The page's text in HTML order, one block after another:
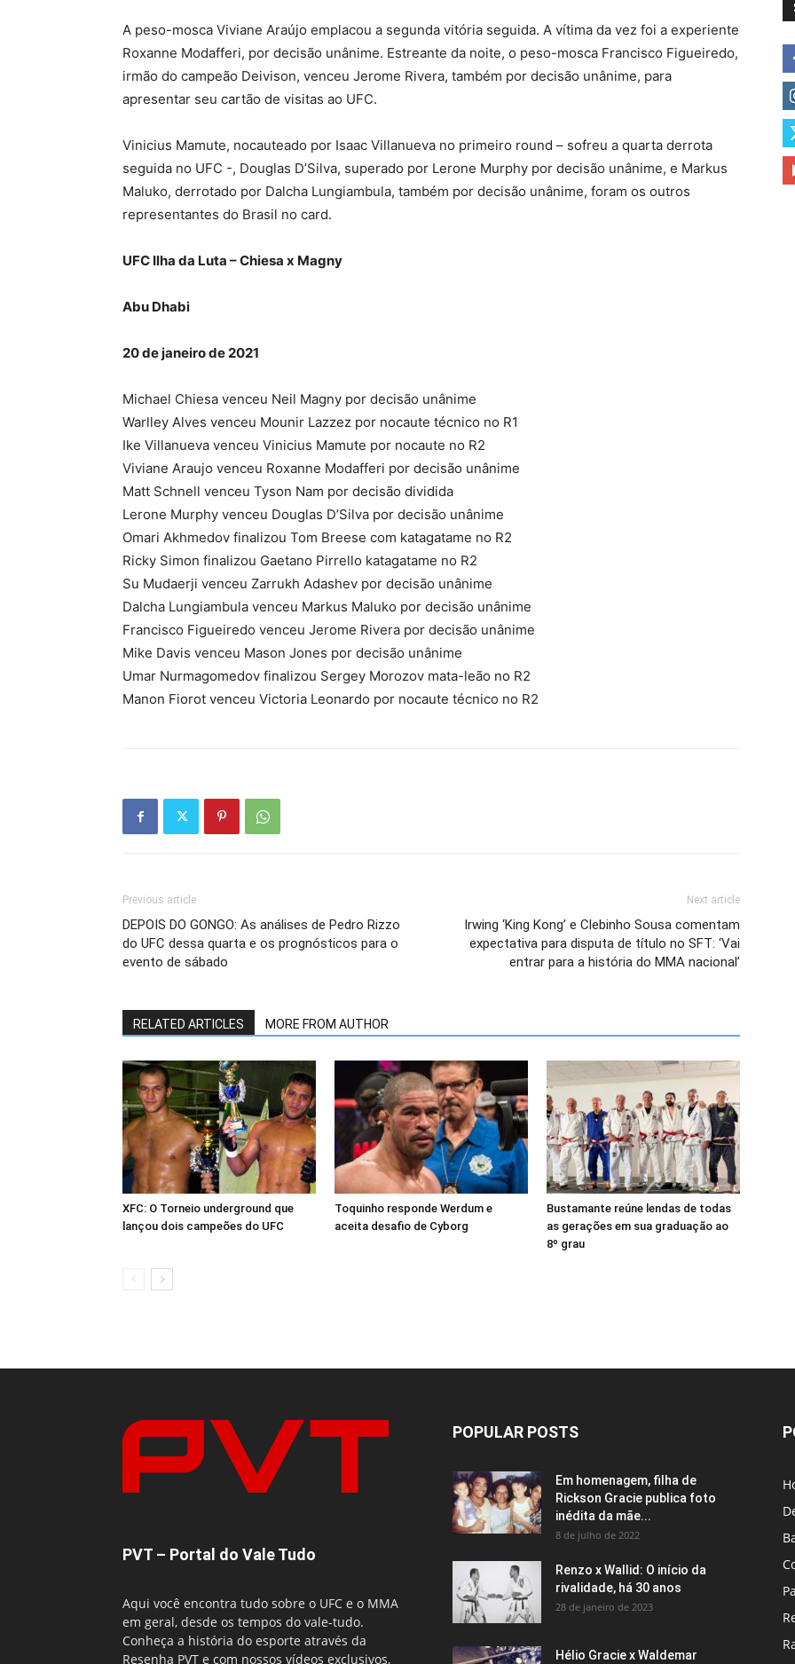
A peso-mosca Viviane Araújo emplacou a segunda vitória seguida. A vítima da vez foi a experiente
Roxanne Modafferi, por decisão unânime. Estreante da noite, o peso-mosca Francisco Figueiredo,
irmão do campeão Deivison, venceu Jerome Rivera, também por decisão unânime, para
apresentar seu cartão de visitas ao UFC.
Vinicius Mamute, nocauteado por Isaac Villanueva no primeiro round – sofreu a quarta derrota
seguida no UFC -, Douglas D’Silva, superado por Lerone Murphy por decisão unânime, e Markus
Maluko, derrotado por Dalcha Lungiambula, também por decisão unânime, foram os outros
representantes do Brasil no card.
UFC Ilha da Luta – Chiesa x Magny
Abu Dhabi
20 de janeiro de 2021
Michael Chiesa venceu Neil Magny por decisão unânime
Warlley Alves venceu Mounir Lazzez por nocaute técnico no R1
Ike Villanueva venceu Vinicius Mamute por nocaute no R2
Viviane Araujo venceu Roxanne Modafferi por decisão unânime
Matt Schnell venceu Tyson Nam por decisão dividida
Lerone Murphy venceu Douglas D’Silva por decisão unânime
Omari Akhmedov finalizou Tom Breese com katagatame no R2
Ricky Simon finalizou Gaetano Pirrello katagatame no R2
Su Mudaerji venceu Zarrukh Adashev por decisão unânime
Dalcha Lungiambula venceu Markus Maluko por decisão unânime
Francisco Figueiredo venceu Jerome Rivera por decisão unânime
Mike Davis venceu Mason Jones por decisão unânime
Umar Nurmagomedov finalizou Sergey Morozov mata-leão no R2
Manon Fiorot venceu Victoria Leonardo por nocaute técnico no R2
Previous article
DEPOIS DO GONGO: As análises de Pedro Rizzo
do UFC dessa quarta e os prognósticos para o
evento de sábado
Next article
Irwing ‘King Kong’ e Clebinho Sousa comentam
expectativa para disputa de título no SFT: ‘Vai
entrar para a história do MMA nacional’
RELATED ARTICLES MORE FROM AUTHOR
XFC: O Torneio underground que
lançou dois campeões do UFC
Toquinho responde Werdum e
aceita desafio de Cyborg
Bustamante reúne lendas de todas
as gerações em sua graduação ao
8º grau
PVT – Portal do Vale Tudo
Aqui você encontra tudo sobre o UFC e o MMA
em geral, desde os tempos do vale-tudo.
Conheça a história do esporte através da
Resenha PVT e com nossos vídeos exclusivos,
POPULAR POSTS
Em homenagem, filha de
Rickson Gracie publica foto
inédita da mãe...
8 de julho de 2022
Renzo x Wallid: O início da
rivalidade, há 30 anos
28 de janeiro de 2023
Hélio Gracie x Waldemar